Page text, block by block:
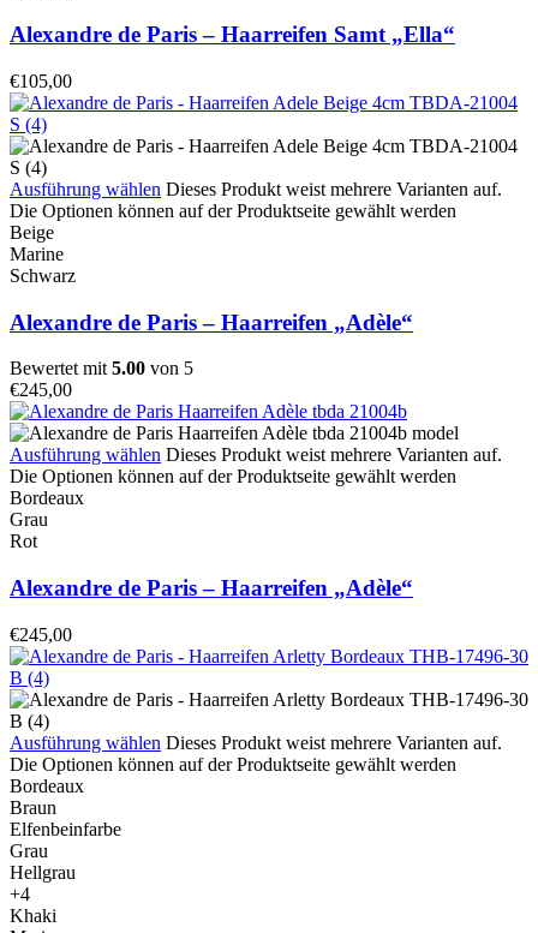
Alexandre de Paris – Haarreifen Samt „Ella“
€105,00
Ausführung wählen Dieses Produkt weist mehrere Varianten auf.
Die Optionen können auf der Produktseite gewählt werden
Beige
Marine
Schwarz
Alexandre de Paris – Haarreifen „Adèle“
Bewertet mit 5.00 von 5
€245,00
Ausführung wählen Dieses Produkt weist mehrere Varianten auf.
Die Optionen können auf der Produktseite gewählt werden
Bordeaux
Grau
Rot
Alexandre de Paris – Haarreifen „Adèle“
€245,00
Ausführung wählen Dieses Produkt weist mehrere Varianten auf.
Die Optionen können auf der Produktseite gewählt werden
Bordeaux
Braun
Elfenbeinfarbe
Grau
Hellgrau
+4
Khaki